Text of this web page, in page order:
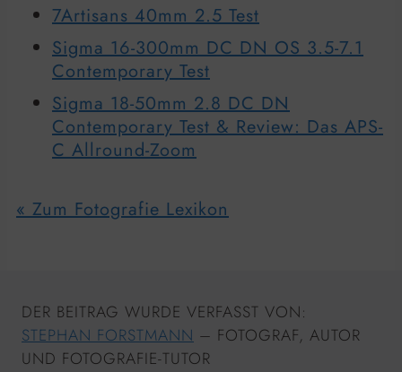
7Artisans 40mm 2.5 Test
Sigma 16-300mm DC DN OS 3.5-7.1
Contemporary Test
Sigma 18-50mm 2.8 DC DN
Contemporary Test & Review: Das APS-
C Allround-Zoom
« Zum Fotografie Lexikon
DER BEITRAG WURDE VERFASST VON:
STEPHAN FORSTMANN – FOTOGRAF, AUTOR
UND FOTOGRAFIE-TUTOR